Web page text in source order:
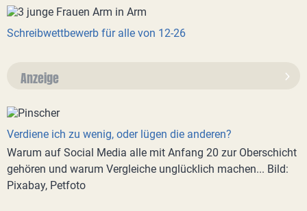
Schreibwettbewerb für alle von 12-26
Anzeige
Verdiene ich zu wenig, oder lügen die anderen?
Warum auf Social Media alle mit Anfang 20 zur Oberschicht
gehören und warum Vergleiche unglücklich machen... Bild:
Pixabay, Petfoto